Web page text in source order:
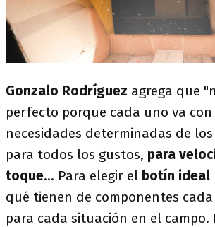
Gonzalo Rodríguez agrega que
perfecto porque cada uno va con
necesidades determinadas de
para todos los gustos, para
toque... Para elegir el botín ideal
qué tienen de componentes
para cada situación en el campo.